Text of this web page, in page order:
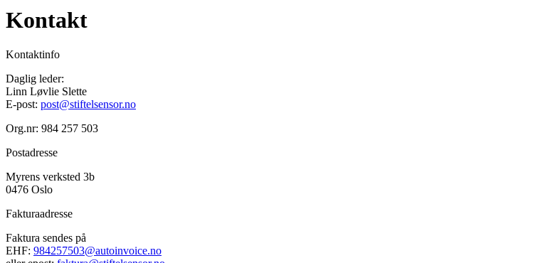
Kontakt
Kontaktinfo
Daglig leder:
Linn Løvlie Slette
E-post: post@stiftelsensor.no
Org.nr: 984 257 503
Postadresse
Myrens verksted 3b
0476 Oslo
Fakturaadresse
Faktura sendes på
EHF: 984257503@autoinvoice.no